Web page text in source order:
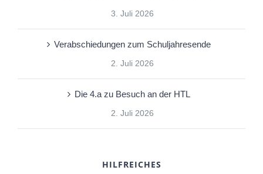
3. Juli 2026
Verabschiedungen zum Schuljahresende
2. Juli 2026
Die 4.a zu Besuch an der HTL
2. Juli 2026
HILFREICHES